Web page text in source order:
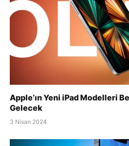
Apple’ın Yeni iPad Modelleri
Gelecek
3 Nisan 2024